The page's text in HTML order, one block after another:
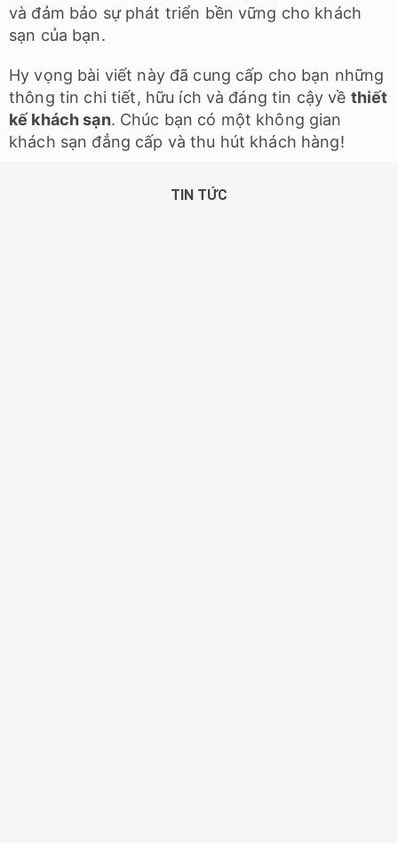
và đảm bảo sự phát triển bền vững cho khách
sạn của bạn.
Hy vọng bài viết này đã cung cấp cho bạn những
thông tin chi tiết, hữu ích và đáng tin cậy về thiết
kế khách sạn. Chúc bạn có một không gian
khách sạn đẳng cấp và thu hút khách hàng!
TIN TỨC